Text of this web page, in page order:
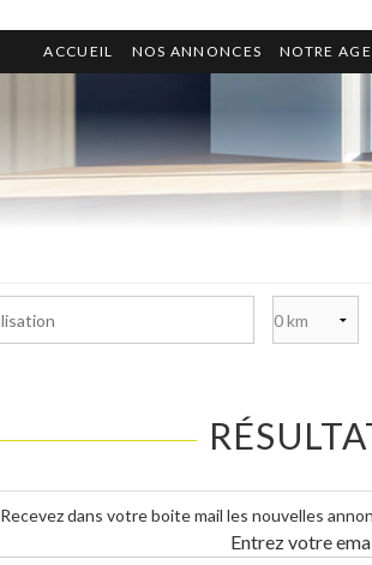
ACCUEIL NOS ANNONCES NOTRE
Recevez dans votre boite mail les nouvelles
Entrez votre